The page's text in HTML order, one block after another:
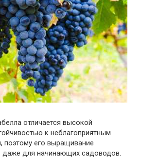
отличается высокой
к неблагоприятным
поэтому его выращивание
даже для начинающих садоводов.